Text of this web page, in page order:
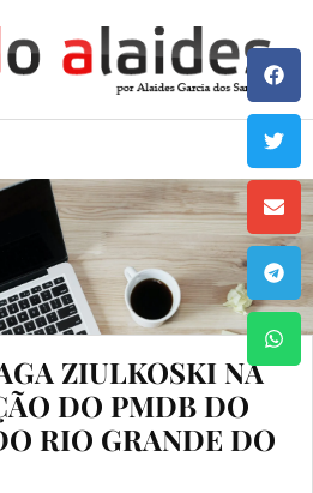
ZIULKOSKI NA
DO PMDB DO
RIO GRANDE DO